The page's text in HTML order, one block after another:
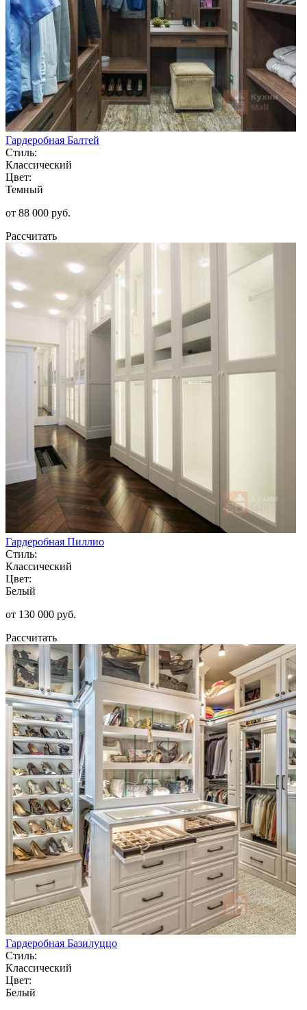
Гардеробная Балтей
Стиль:
Классический
Цвет:
Темный
от 88 000 руб.
Рассчитать
Гардеробная Пиллио
Стиль:
Классический
Цвет:
Белый
от 130 000 руб.
Рассчитать
Гардеробная Базилуццо
Стиль:
Классический
Цвет:
Белый